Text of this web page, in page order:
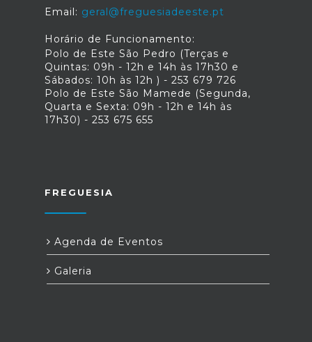
Email: geral@freguesiadeeste.pt
Horário de Funcionamento:
Polo de Este São Pedro (Terças e
Quintas: 09h - 12h e 14h às 17h30 e
Sábados: 10h às 12h ) - 253 679 726
Polo de Este São Mamede (Segunda,
Quarta e Sexta: 09h - 12h e 14h às
17h30) - 253 675 655
FREGUESIA
Agenda de Eventos
Galeria